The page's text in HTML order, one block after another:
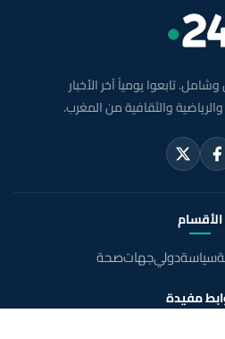
تابعوا يومياً آخر الأخبار
والثقافية من المغرب.
الأقسام
سياسةدوليجهاتصحة
مفيدة